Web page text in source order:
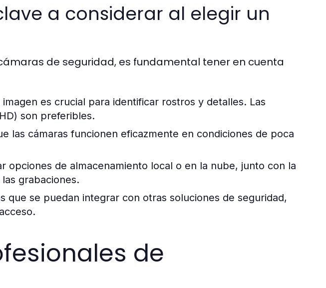
a considerar al elegir un
de seguridad, es fundamental tener en cuenta
imagen es crucial para identificar rostros y detalles. Las
son preferibles.
las cámaras funcionen eficazmente en condiciones de poca
opciones de almacenamiento local o en la nube, junto con la
grabaciones.
que se puedan integrar con otras soluciones de seguridad,
de